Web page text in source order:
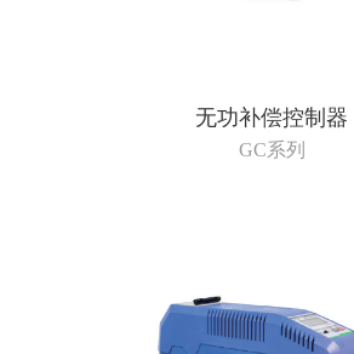
无功补偿控制器
GC系列